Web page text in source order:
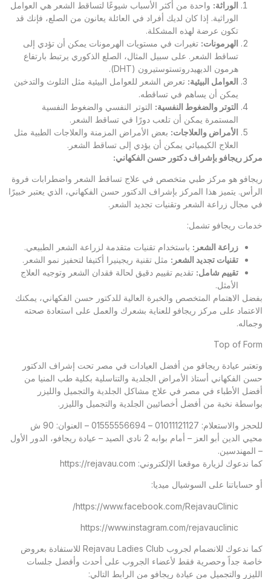
الوراثة: واحدة من أكثر الأسباب شيوعًا لتساقط الشعر هي العوامل
الوراثية. إذا كان لديك أفراد في العائلة يعانون من الصلع، فإنك قد
تكون عرضة لهذه المشكلة.
الهرمونات: تغيرات في مستويات الهرمونات يمكن أن تؤدي إلى
تساقط الشعر. على سبيل المثال، الصلع الذكوري يرتبط بارتفاع
هرمون الديهيدروتستوستيرون (DHT).
العوامل البيئية: تعرض الشعر للعوامل البيئية مثل التلوث والتدخين
يمكن أن يساهم في تساقطه.
التوتر والضغوط النفسية: التوتر النفسي والضغوط النفسية
المستمرة يمكن أن تلعب دورًا في تساقط الشعر.
الأمراض والعلاجات: بعض الأمراض المزمنة والعلاجات الطبية مثل
العلاج الكيميائي يمكن أن يؤدي إلى تساقط الشعر.
مركز ريجافو بإشراف دكتور حسن الفكهاني:
ريجافو هو مركز طبي متخصص في علاج تساقط الشعر واضطرابات فروة
الرأس. يتميز هذا المركز بإشراف الدكتور حسن الفكهاني، الذي يعتبر خبيرًا
في مجال زراعة الشعر وتقنيات تجديد الشعر.
خدمات ريجافو تشمل:
زراعة الشعر : باستخدام تقنيات متقدمة لزراعة الشعر الطبيعي.
تقنيات تجديد الشعر : مثل تقنية ريجينيرا أكتيفا لتحفيز نمو الشعر.
تقييم شامل: تقديم تقييم دقيق لحالة فقدان الشعر وتوجيه العلاج
الأمثل.
بفضل الاهتمام المتخصص والخبرة العالية للدكتور حسن الفكهاني، يمكنك
الاعتماد على مركز ريجافو للعناية بشعرك والعمل على استعادة صحته
وجماله.
Top of Form
وتعتبر عيادة ريجافو من أفضل العيادات في مصر تحت إشراف الدكتور
حسن الفكهاني أستاذ الأمراض الجلدية والتناسلية بكلية طب المنيا من
أفضل الأطباء في مصر في علاج مشاكل الجلدية والتجميل والليزر
بواسطة نخبة من أفضل أخصائيين الجلدية والتجميل والليزر.
للحجز والاستعلام: 01011121127 – 01555556694 – العنوان: 90 ش
محيي الدين أبو العز – أمام بوابه 2 نادي الصيد – عيادة ريجافو، الدور الأول
– المهندسين.
كما ندعوك لزيارة موقعنا الإلكتروني: https://rejavau.com
أو حساباتنا على السوشيال ميديا:
https://www.facebook.com/RejavauClinic/
https://www.instagram.com/rejavauclinic
كما ندعوك للانضمام لجروب Rejavau Ladies Club للاستفادة بعروض
خاصة جداً وحصرية فقط لأعضاء الجروب على أحدث وأفضل جلسات
الليزر والتجميل من عيادة ريجافو من الرابط التالي: